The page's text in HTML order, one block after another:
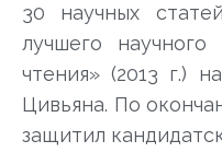
30 научных
лучшего научного
чтения» (2013 г.)
Цивьяна. По
защитил